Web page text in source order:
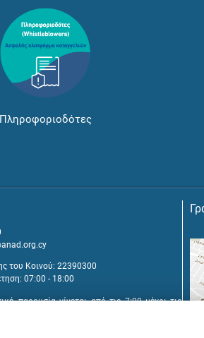
Πληροφοριοδότες
του Κοινού: 22390300
07:00 - 18:00
παρουσία γίνεται από τις 7:00 μέχρι τις